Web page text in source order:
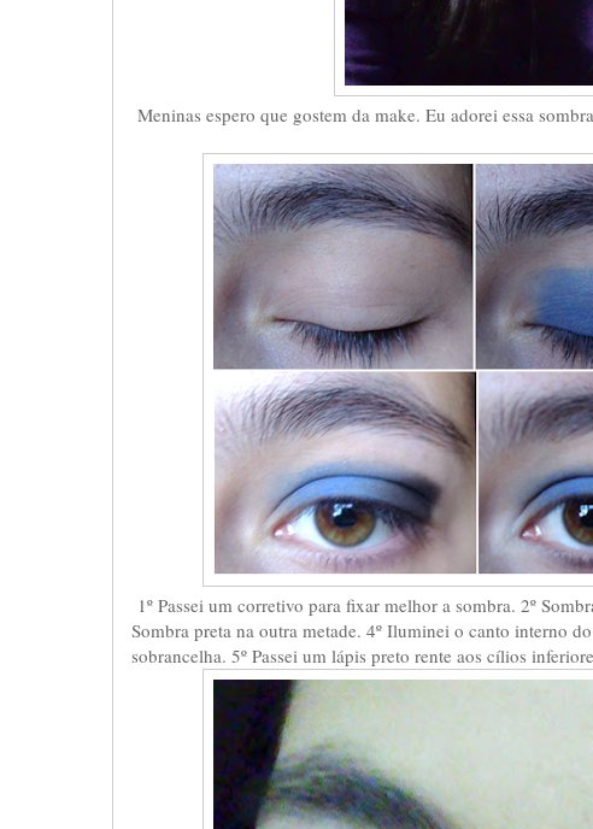
Meninas espero que gostem da make. Eu adorei essa
1º Passei um corretivo para fixar melhor a sombra. 2º
Sombra preta na outra metade. 4º Iluminei o canto interno
sobrancelha. 5º Passei um lápis preto rente aos cílios